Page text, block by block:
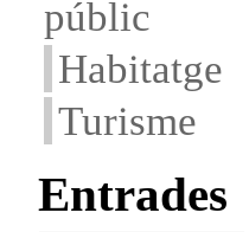
públic
Habitatge
Turisme
Entrades